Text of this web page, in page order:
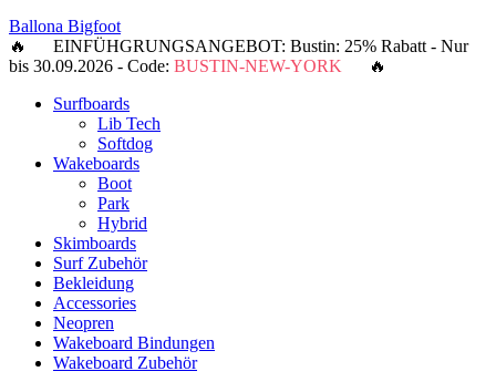
Ballona Bigfoot
🔥 EINFÜHGRUNGSANGEBOT: Bustin: 25% Rabatt - Nur
bis 30.09.2026 - Code: BUSTIN-NEW-YORK 🔥
Surfboards
Lib Tech
Softdog
Wakeboards
Boot
Park
Hybrid
Skimboards
Surf Zubehör
Bekleidung
Accessories
Neopren
Wakeboard Bindungen
Wakeboard Zubehör